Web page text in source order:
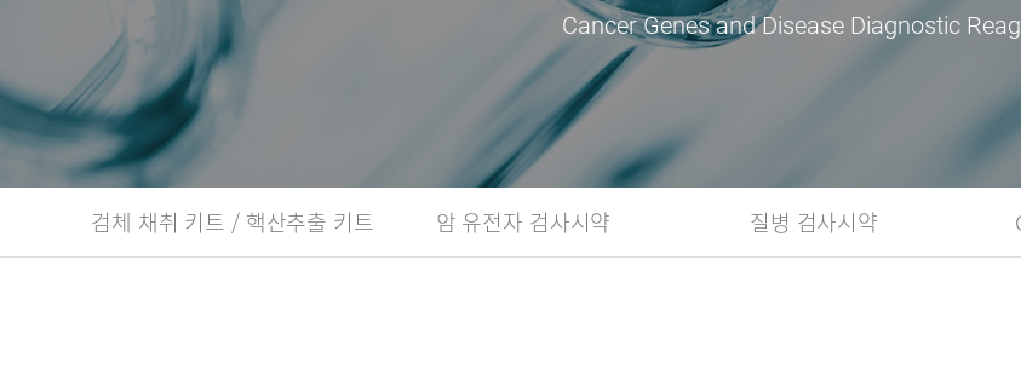
Cancer Genes and Disease Diagnostic
검체 채취 키트 / 핵산추출 키트 암 유전자 검사시약 질병 검사시약